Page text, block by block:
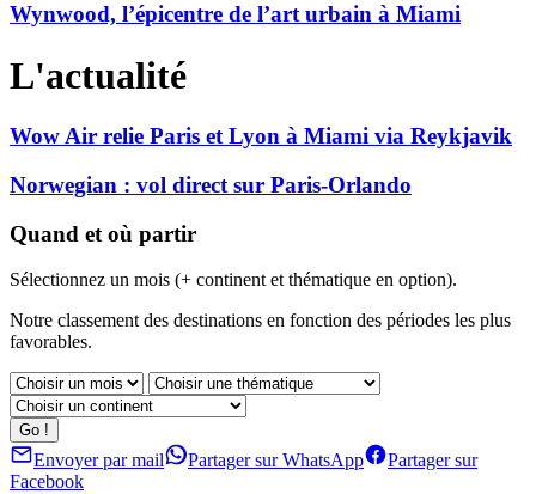
Wynwood, l’épicentre de l’art urbain à Miami
L'actualité
Wow Air relie Paris et Lyon à Miami via Reykjavik
Norwegian : vol direct sur Paris-Orlando
Quand et où partir
Sélectionnez un mois (+ continent et thématique en option).
Notre classement des destinations en fonction des périodes les plus
favorables.
Envoyer par mail Partager sur WhatsApp
Partager sur
Facebook